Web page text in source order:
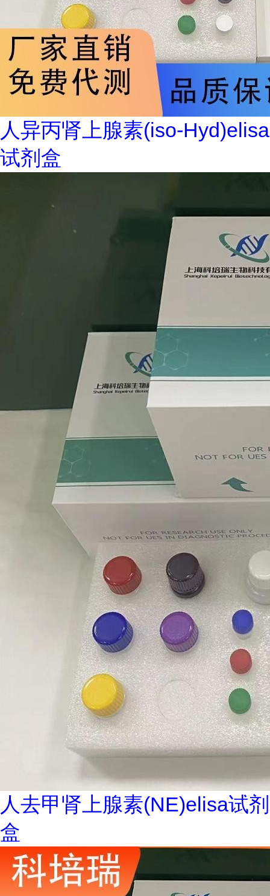
人异丙肾上腺素(iso-Hyd)elisa
试剂盒
人去甲肾上腺素(NE)elisa试剂
盒